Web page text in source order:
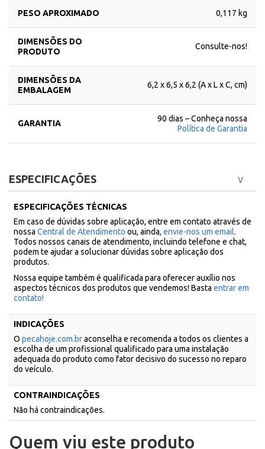
PESO APROXIMADO 0,117 kg
DIMENSÕES DO
PRODUTO
Consulte-nos!
DIMENSÕES DA
EMBALAGEM
6,2 x 6,5 x 6,2 (A x L x C, cm)
GARANTIA
90 dias – Conheça nossa
Política de Garantia
ESPECIFICAÇÕES
ESPECIFICAÇÕES TÉCNICAS
Em caso de dúvidas sobre aplicação, entre em contato através de
nossa Central de Atendimento ou, ainda, envie-nos um email.
Todos nossos canais de atendimento, incluindo telefone e chat,
podem te ajudar a solucionar dúvidas sobre aplicação dos
produtos.
Nossa equipe também é qualificada para oferecer auxílio nos
aspectos técnicos dos produtos que vendemos! Basta entrar em
contato!
INDICAÇÕES
O pecahoje.com.braconselha e recomenda a todos os clientes a
escolha de um profissional qualificado para uma instalação
adequada do produto como fator decisivo do sucesso no reparo
do veículo.
CONTRAINDICAÇÕES
Não há contraindicações.
Quem viu este produto